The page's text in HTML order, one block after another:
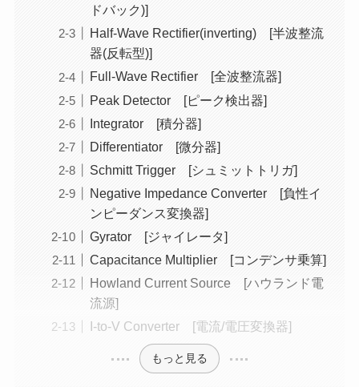
ドバック)]
Half-Wave Rectifier(inverting) [半波整流
器(反転型)]
Full-Wave Rectifier [全波整流器]
Peak Detector [ピーク検出器]
Integrator [積分器]
Differentiator [微分器]
Schmitt Trigger [シュミットトリガ]
Negative Impedance Converter [負性イ
ンピーダンス変換器]
Gyrator [ジャイレータ]
Capacitance Multiplier [コンデンサ乗算]
Howland Current Source [ハウランド電
流源]
I-to-V Converter [電流/電圧変換器]
もっと見る